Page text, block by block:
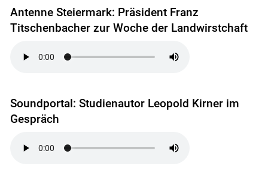
Antenne Steiermark: Präsident Franz
Titschenbacher zur Woche der Landwirstchaft
Soundportal: Studienautor Leopold Kirner im
Gespräch